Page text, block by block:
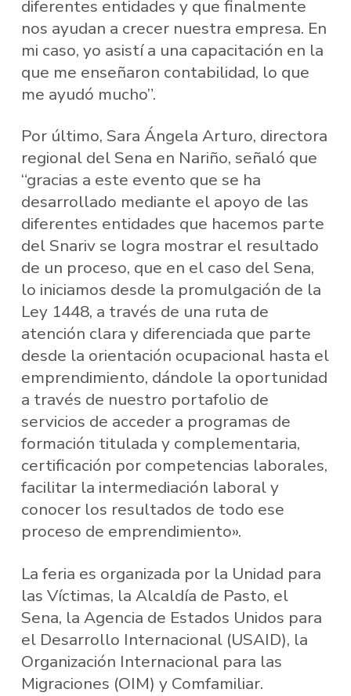
diferentes entidades y que finalmente
nos ayudan a crecer nuestra empresa. En
mi caso, yo asistí a una capacitación en la
que me enseñaron contabilidad, lo que
me ayudó mucho”.
Por último, Sara Ángela Arturo, directora
regional del Sena en Nariño, señaló que
“gracias a este evento que se ha
desarrollado mediante el apoyo de las
diferentes entidades que hacemos parte
del Snariv se logra mostrar el resultado
de un proceso, que en el caso del Sena,
lo iniciamos desde la promulgación de la
Ley 1448, a través de una ruta de
atención clara y diferenciada que parte
desde la orientación ocupacional hasta el
emprendimiento, dándole la oportunidad
a través de nuestro portafolio de
servicios de acceder a programas de
formación titulada y complementaria,
certificación por competencias laborales,
facilitar la intermediación laboral y
conocer los resultados de todo ese
proceso de emprendimiento».
La feria es organizada por la Unidad para
las Víctimas, la Alcaldía de Pasto, el
Sena, la Agencia de Estados Unidos para
el Desarrollo Internacional (USAID), la
Organización Internacional para las
Migraciones (OIM) y Comfamiliar.